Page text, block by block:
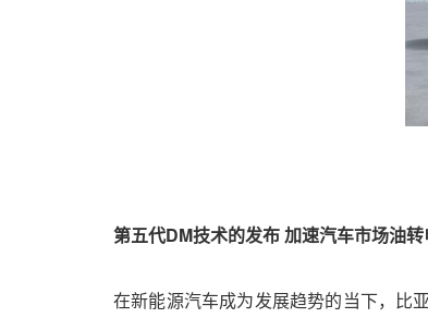
第五代DM技术的发布 加速汽车市场油
在新能源汽车成为发展趋势的当下，比